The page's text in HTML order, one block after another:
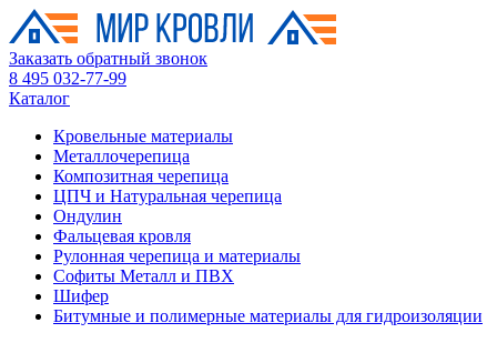
Заказать обратный звонок
8 495 032-77-99
Каталог
Кровельные материалы
Металлочерепица
Композитная черепица
ЦПЧ и Натуральная черепица
Ондулин
Фальцевая кровля
Рулонная черепица и материалы
Софиты Металл и ПВХ
Шифер
Битумные и полимерные материалы для гидроизоляции